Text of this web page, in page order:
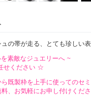
の帯が走る、とても珍しい
素敵なジュエリーへ ~
せください ☆
既製枠を上手に使ってのセミ
、お気軽にお申し付けくださ